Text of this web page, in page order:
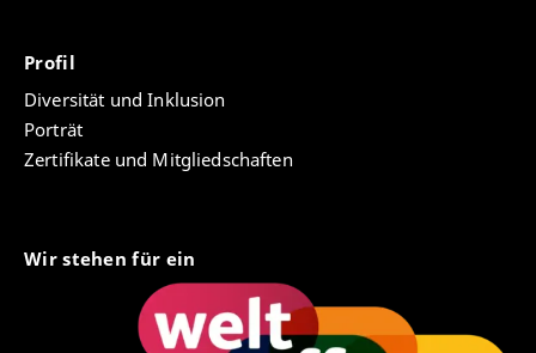
Profil
Diversität und Inklusion
Porträt
Zertifikate und Mitgliedschaften
Wir stehen für ein